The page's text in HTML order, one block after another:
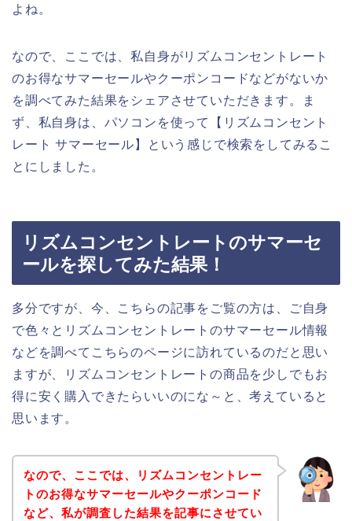
よね。
なので、ここでは、私自身がリズムコンセントレート
のお得なサマーセールやクーポンコードなどがないか
を調べてみた結果をシェアさせていただきます。ま
ず、私自身は、パソコンを使って【リズムコンセント
レート サマーセール】という感じで検索をしてみるこ
とにしました。
リズムコンセントレートのサマーセ
ールを探してみた結果！
多分ですが、今、こちらの記事をご覧の方は、ご自身
で色々とリズムコンセントレートのサマーセール情報
などを調べてこちらのページに訪れているのだと思い
ますが、リズムコンセントレートの商品を少しでもお
得に安く購入できたらいいのにな～と、考えていると
思います。
なので、ここでは、リズムコンセントレー
トのお得なサマーセールやクーポンコード
など、私が調査した結果を記事にさせてい